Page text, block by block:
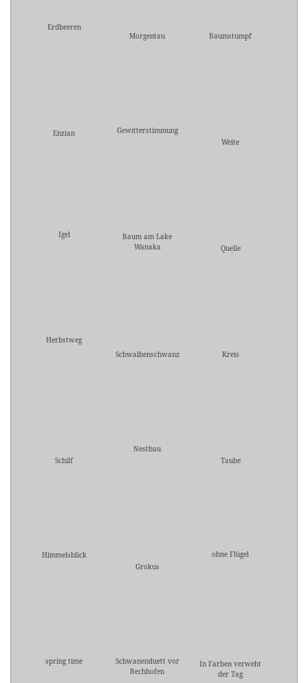
Erdbeeren
Morgentau
Baumstumpf
Enzian
Gewitterstimmung
Weite
Igel
Baum am Lake
Wanaka
Quelle
Herbstweg
Schwalbenschwanz
Kreis
Schilf
Nestbau
Taube
Himmelsblick
Grokus
ohne Flügel
spring time
Schwanenduett vor
Bechhofen
In Farben verweht
der Tag